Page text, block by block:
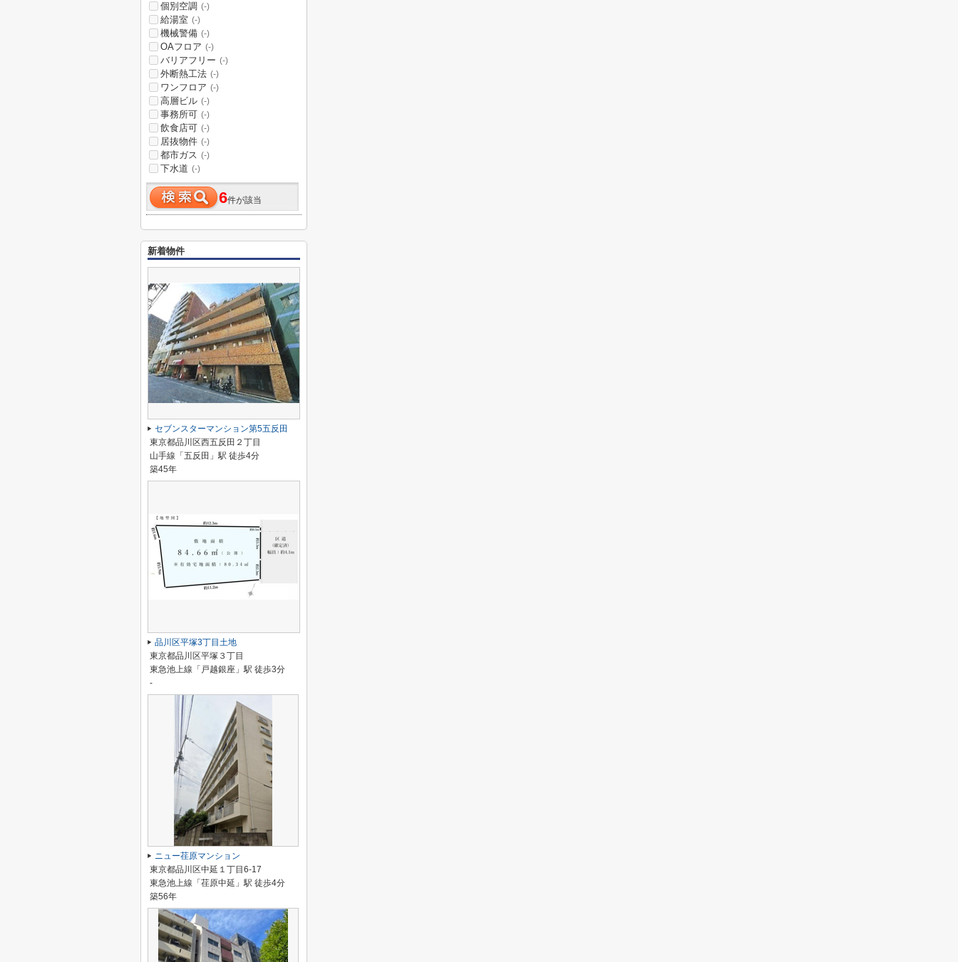
個別空調 (-)
給湯室 (-)
機械警備 (-)
OAフロア (-)
バリアフリー (-)
外断熱工法 (-)
ワンフロア (-)
高層ビル (-)
事務所可 (-)
飲食店可 (-)
居抜物件 (-)
都市ガス (-)
下水道 (-)
6件が該当
新着物件
セブンスターマンション第5五反田
東京都品川区西五反田２丁目
山手線「五反田」駅 徒歩4分
築45年
品川区平塚3丁目土地
東京都品川区平塚３丁目
東急池上線「戸越銀座」駅 徒歩3分
-
ニュー荏原マンション
東京都品川区中延１丁目6-17
東急池上線「荏原中延」駅 徒歩4分
築56年